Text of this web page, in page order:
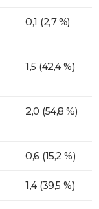
0,1 (2,7 %)
1,5 (42,4 %)
2,0 (54,8 %)
0,6 (15,2 %)
1,4 (39,5 %)